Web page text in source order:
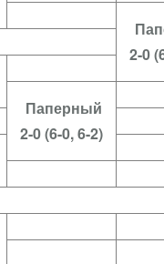
2-0
Паперный
2-0 (6-0, 6-2)